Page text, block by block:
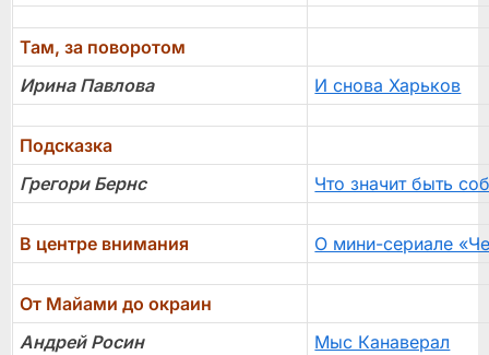
Там, за поворотом
Ирина Павлова
И снова Харьков
Подсказка
Грегори Бернс
Что значит быть
В центре внимания О мини-сериале
От Майами до окраин
Андрей Росин
Мыс Канаверал